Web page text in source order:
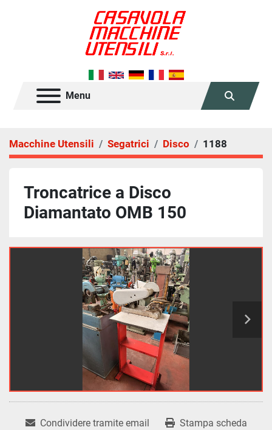
Menu
Cerca
Macchine Utensili Segatrici Disco 1188
Troncatrice a Disco
Diamantato OMB 150
Condividere tramite email Stampa scheda